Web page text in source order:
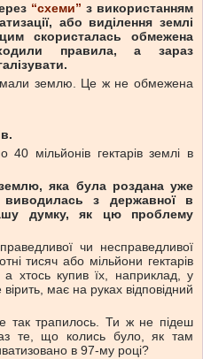
“схеми” з використанням
або виділення землі
скористалась обмежена
правила, а зараз
землю. Це ж не обмежена
мільйонів гектарів землі в
яка була роздана уже
з державної в
думку, як цю проблему
чи несправедливої
тисяч або мільйони гектарів
а хтось купив їх, наприклад, у
має на руках відповідний
так трапилось. Ти ж не підеш
те, що колись було, як там
в 97-му році?